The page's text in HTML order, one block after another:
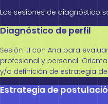
Las sesiones de diagnóstico
Diagnóstico de perfil
Sesión 1:1 con Ana para
profesional y personal.
y/o definición de estrategia
Estrategia de